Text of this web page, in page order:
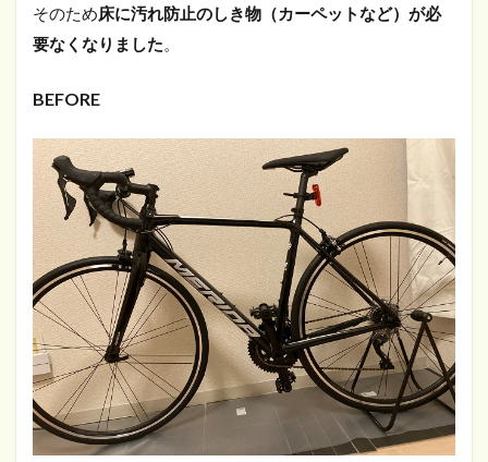
そのため床に汚れ防止のしき物（カーペットなど）が必
要なくなりました
BEFORE